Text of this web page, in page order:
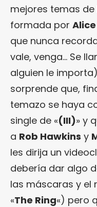
mejores temas
formada por
que nunca
vale, venga… Se
alguien le
sorprende que,
temazo se haya
single de «(III)» y
a Rob Hawkins y
les dirija un
debería dar algo
las máscaras y el
«The Ring«) pero